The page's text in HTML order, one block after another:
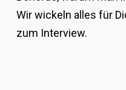
Wir wickeln alles für
zum Interview.